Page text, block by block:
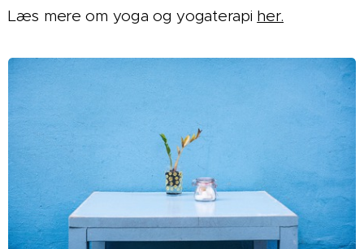
Læs mere om yoga og yogaterapi her.